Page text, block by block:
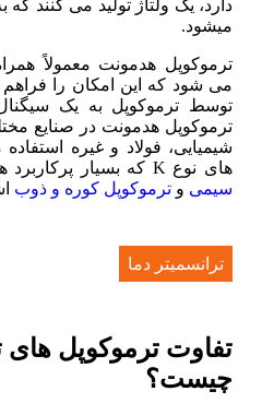
دارد، یک ولتاژ تولید می‌ کنند که
میشود.
ترموکوپل هدمونت معمولاً
می ‌شود که این امکان را فراهم
توسط ترموکوپل به یک
ترموکوپل هدمونت در صنایع
شیمیایی، فولاد و غیره
های نوع K که بسیار پرکاربرد هستند میتوانیم به
سیمی و ترموکوپل کوره و ذوب
ترانسمیتر دما
چیست؟